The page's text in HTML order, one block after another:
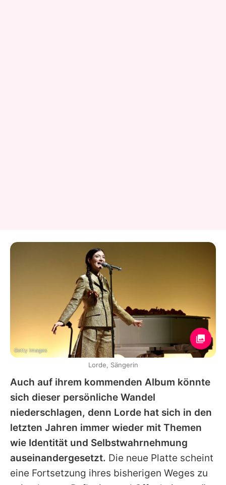
Auch auf ihrem kommenden Album könnte
sich dieser persönliche Wandel
niederschlagen, denn Lorde hat sich in den
letzten Jahren immer wieder mit Themen
wie Identität und Selbstwahrnehmung
auseinandergesetzt. Die neue Platte scheint
eine Fortsetzung ihres bisherigen Weges zu
Getty Images
Lorde, Sängerin